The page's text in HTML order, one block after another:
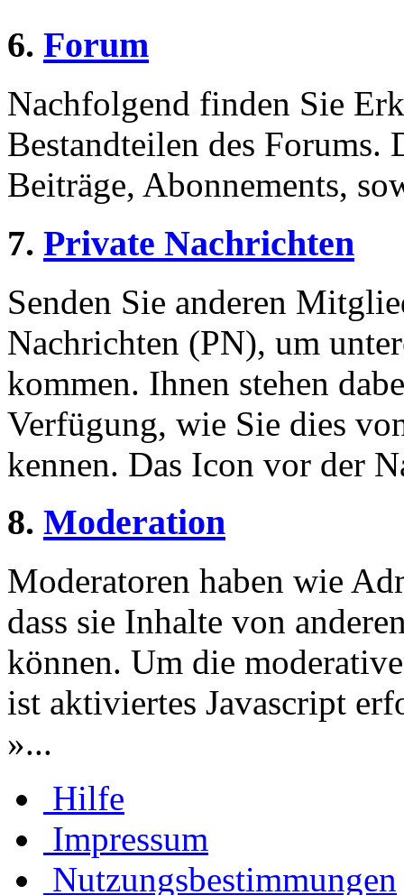
6. Forum
Nachfolgend finden Sie
Bestandteilen des Forums.
Beiträge, Abonnements,
7. Private Nachrichten
Senden Sie anderen
Nachrichten (PN), um
kommen. Ihnen stehen
Verfügung, wie Sie dies
kennen. Das Icon vor der
8. Moderation
Moderatoren haben wie
dass sie Inhalte von
können. Um die
ist aktiviertes Javascript
»...
Hilfe
Impressum
Nutzungsbestimmungen